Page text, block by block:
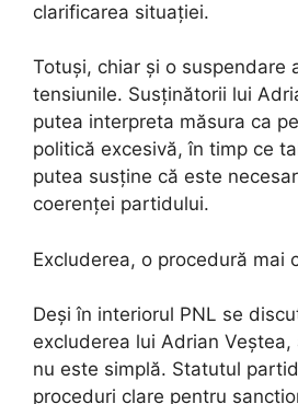
clarificarea situației.
Totuși, chiar și o suspendare
tensiunile. Susținătorii lui
putea interpreta măsura ca
politică excesivă, în timp ce
putea susține că este
coerenței partidului.
Excluderea, o procedură mai
Deși în interiorul PNL se
excluderea lui Adrian
nu este simplă. Statutul
proceduri clare pentru